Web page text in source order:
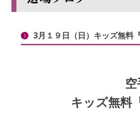
3月１９日（日）キッズ無料
キッズ無料